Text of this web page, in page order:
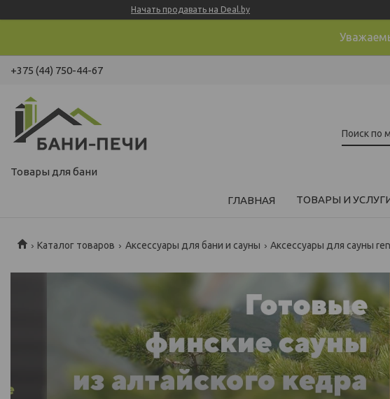
Начать продавать на Deal.by
+375 (44) 750-44-67
Товары для бани
ГЛАВНАЯ ТОВАРЫ И
Каталог товаров Аксессуары для бани и сауны Аксессуары для сауны